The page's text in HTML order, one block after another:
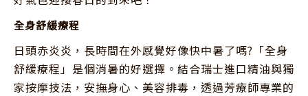
全身舒緩療程
日頭赤炎炎，長時間在外感覺好像快中暑了嗎?「全身
舒緩療程」是個消暑的好選擇。結合瑞士進口精油與獨
家按摩技法，安撫身心、美容排毒，透過芳療師專業的